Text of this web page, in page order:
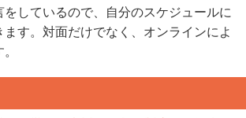
をしているので、自分のスケジュールに
す。対面だけでなく、オンラインによ